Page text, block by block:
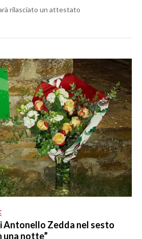
rilasciato un attestato
Antonello Zedda nel sesto
una notte”